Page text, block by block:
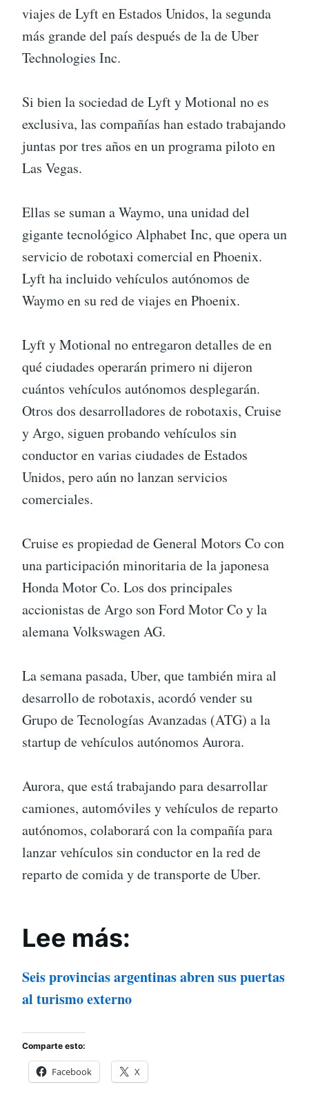
viajes de Lyft en Estados Unidos, la segunda
más grande del país después de la de Uber
Technologies Inc.
Si bien la sociedad de Lyft y Motional no es
exclusiva, las compañías han estado trabajando
juntas por tres años en un programa piloto en
Las Vegas.
Ellas se suman a Waymo, una unidad del
gigante tecnológico Alphabet Inc, que opera un
servicio de robotaxi comercial en Phoenix.
Lyft ha incluido vehículos autónomos de
Waymo en su red de viajes en Phoenix.
Lyft y Motional no entregaron detalles de en
qué ciudades operarán primero ni dijeron
cuántos vehículos autónomos desplegarán.
Otros dos desarrolladores de robotaxis, Cruise
y Argo, siguen probando vehículos sin
conductor en varias ciudades de Estados
Unidos, pero aún no lanzan servicios
comerciales.
Cruise es propiedad de General Motors Co con
una participación minoritaria de la japonesa
Honda Motor Co. Los dos principales
accionistas de Argo son Ford Motor Co y la
alemana Volkswagen AG.
La semana pasada, Uber, que también mira al
desarrollo de robotaxis, acordó vender su
Grupo de Tecnologías Avanzadas (ATG) a la
startup de vehículos autónomos Aurora.
Aurora, que está trabajando para desarrollar
camiones, automóviles y vehículos de reparto
autónomos, colaborará con la compañía para
lanzar vehículos sin conductor en la red de
reparto de comida y de transporte de Uber.
Lee más:
Seis provincias argentinas abren sus puertas
al turismo externo
Comparte esto:
Facebook X